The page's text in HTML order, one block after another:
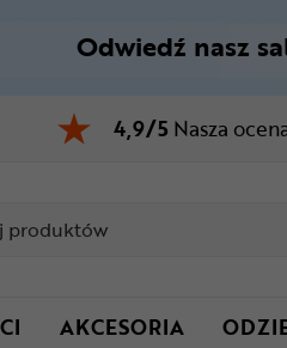
Odwiedź nasz
4,9/5 Nasza
AKCESORIA